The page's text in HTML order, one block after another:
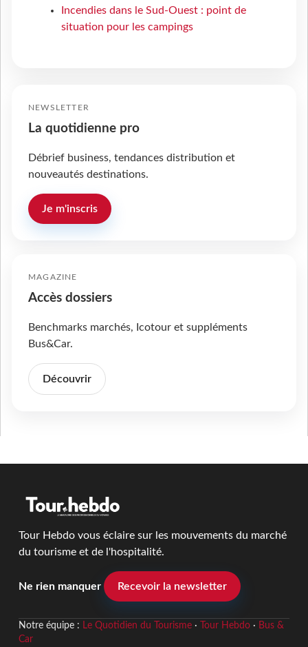
Incendies dans le Sud-Ouest : point de
situation pour les campings
NEWSLETTER
La quotidienne pro
Débrief business, tendances distribution et
nouveautés destinations.
Je m'inscris
MAGAZINE
Accès dossiers
Benchmarks marchés, Icotour et suppléments
Bus&Car.
Découvrir
Tour Hebdo vous éclaire sur les mouvements du marché
du tourisme et de l'hospitalité.
Ne rien manquer Recevoir la newsletter
Notre équipe : Le Quotidien du Tourisme· Tour Hebdo· Bus &
Car